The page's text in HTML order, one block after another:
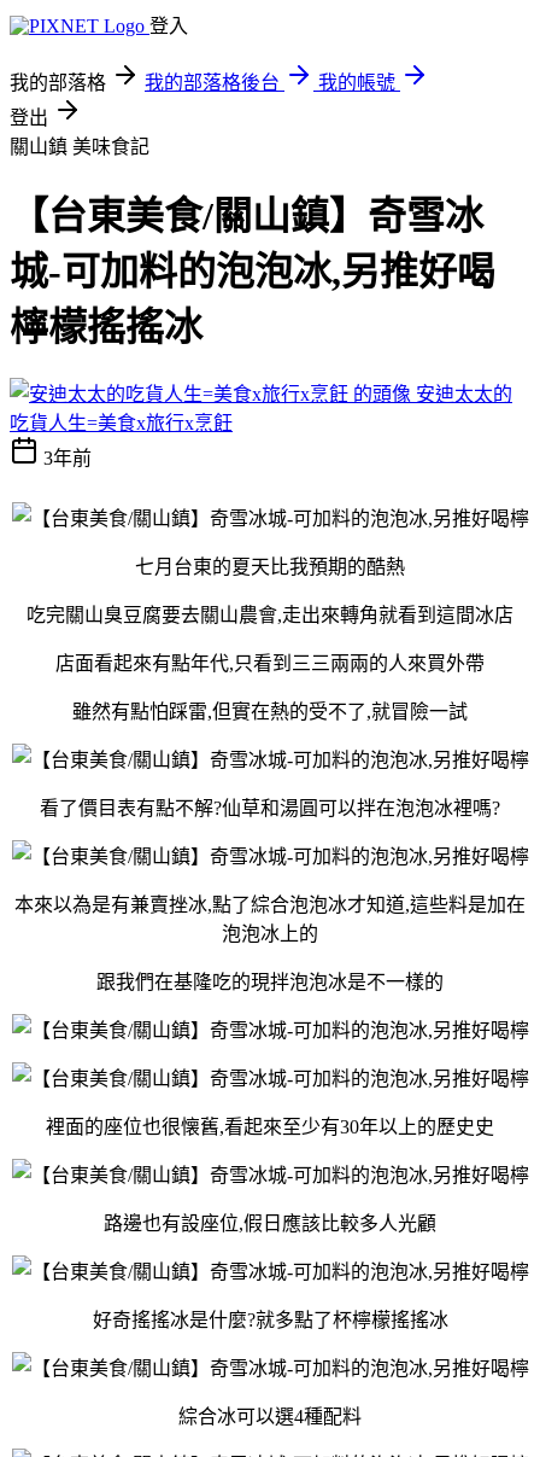
登入
我的部落格 我的部落格後台
我的帳號
登出
關山鎮 美味食記
​​【台東美食/關山鎮】奇雪冰
城-可加料的泡泡冰,另推好喝
檸檬搖搖冰
安迪太太的
吃貨人生=美食x旅行x烹飪
3年前
七月台東的夏天比我預期的酷熱
吃完關山臭豆腐要去關山農會,走出來轉角就看到這間冰店
店面看起來有點年代,只看到三三兩兩的人來買外帶
雖然有點怕踩雷,但實在熱的受不了,就冒險一試
看了價目表有點不解?仙草和湯圓可以拌在泡泡冰裡嗎?
本來以為是有兼賣挫冰,點了綜合泡泡冰才知道,這些料是加在
泡泡冰上的
跟我們在基隆吃的現拌泡泡冰是不一樣的
裡面的座位也很懐舊,看起來至少有30年以上的歷史史
路邊也有設座位,假日應該比較多人光顧
好奇搖搖冰是什麼?就多點了杯檸檬搖搖冰
綜合冰可以選4種配料